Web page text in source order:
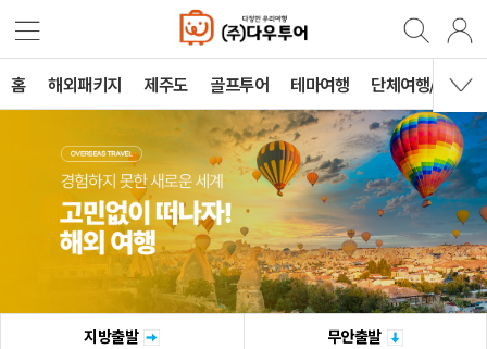
홈 해외패키지 제주도 골프투어 테마여행 단체여행/견적
지방출발 무안출발